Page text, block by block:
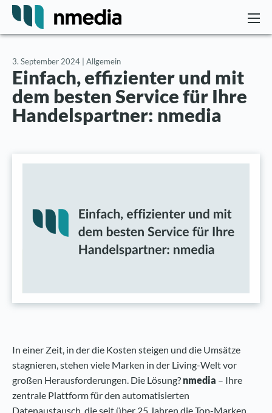
3. September 2024 | Allgemein
Einfach, effizienter und mit
dem besten Service für Ihre
Handelspartner: nmedia
In einer Zeit, in der die Kosten steigen und die Umsätze
stagnieren, stehen viele Marken in der Living-Welt vor
großen Herausforderungen. Die Lösung? nmedia – Ihre
zentrale Plattform für den automatisierten
Datenaustausch, die seit über 25 Jahren die Top-Marken